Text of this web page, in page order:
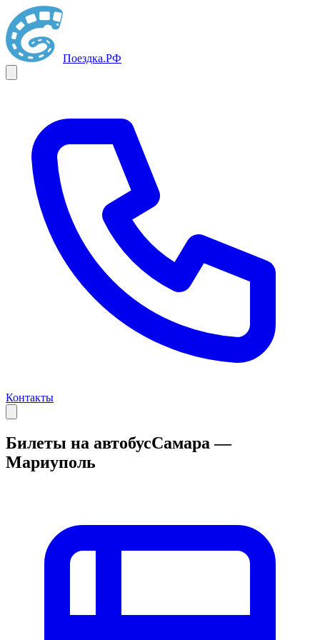
Поездка.РФ
Контакты
Билеты на автобусСамара —
Мариуполь